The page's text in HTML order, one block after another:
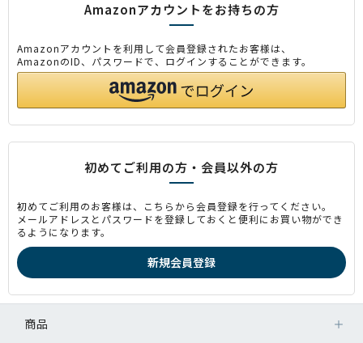
Amazonアカウントをお持ちの方
Amazonアカウントを利用して会員登録されたお客様は、
AmazonのID、パスワードで、ログインすることができます。
初めてご利用の方・会員以外の方
初めてご利用のお客様は、こちらから会員登録を行ってください。
メールアドレスとパスワードを登録しておくと便利にお買い物ができ
るようになります。
商品